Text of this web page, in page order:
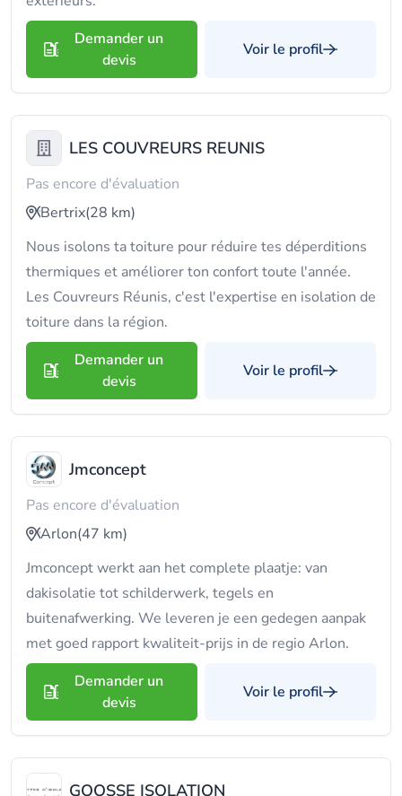
Demander un
devis
Voir le profil
LES COUVREURS REUNIS
Pas encore d'évaluation
Bertrix(28 km)
Nous isolons ta toiture pour réduire tes déperditions
thermiques et améliorer ton confort toute l'année.
Les Couvreurs Réunis, c'est l'expertise en isolation de
toiture dans la région.
Demander un
devis
Voir le profil
Jmconcept
Pas encore d'évaluation
Arlon(47 km)
Jmconcept werkt aan het complete plaatje: van
dakisolatie tot schilderwerk, tegels en
buitenafwerking. We leveren je een gedegen aanpak
met goed rapport kwaliteit-prijs in de regio Arlon.
Demander un
devis
Voir le profil
GOOSSE ISOLATION